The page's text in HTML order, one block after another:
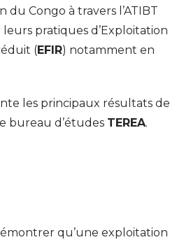
du Congo à travers l’ATIBT
leurs pratiques d’Exploitation
(EFIR) notamment en
les principaux résultats de
bureau d’études TEREA.
qu’une exploitation